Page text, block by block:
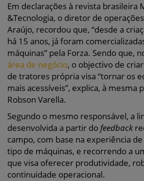
Em declarações à revista brasileira
&Tecnologia, o diretor de
Araújo, recordou que, “desde a
há 15 anos, já foram
máquinas” pela Forza. Sendo que,
área de negócio, o objectivo de
de tratores própria visa “tornar os
mais acessíveis”, explica, à mesma
Robson Varella.
Segundo o mesmo responsável, a
desenvolvida a partir do feedback
campo, com base na experiência
tipo de máquinas, e recorrendo a
que visa oferecer produtividade,
continuidade operacional.